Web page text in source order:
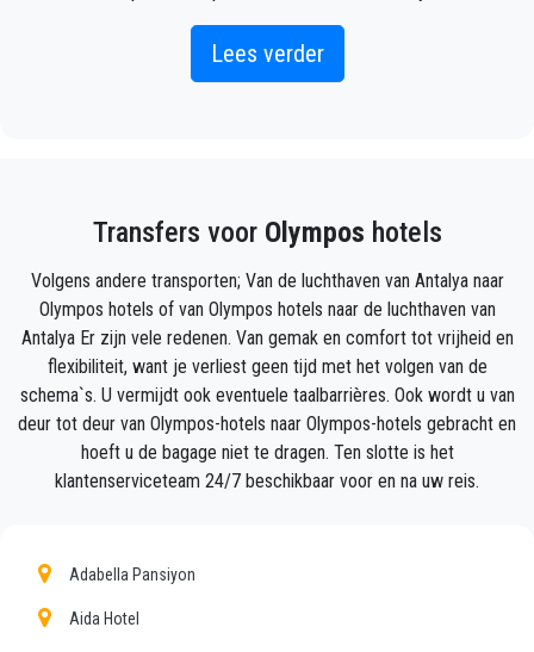
Olympos (wat zowel online als telefonisch kan) en u
zult een chauffeur ontmoeten buiten de aankomsthal
met uw naam op een bord geschreven wanneer uw
team zal uw vlucht volgen en zal er zijn wanneer u
en een helpende hand klaar om u te helpen met uw
bagage en brengt u naar uw bestemming in Olympos.
Uw ervaring met onze transferservice zal uitstekend
zijn, aangezien ons team trotse professionals zijn
die ervoor zullen zorgen dat u op tijd wordt
opgehaald, met klasse wordt overgebracht en op een
Wij bieden onze klanten een professionele en privé
taxiservice, met een betaalbaar tarief, professionele
Lees verder
Transfers voor Olympos hotels
Volgens andere transporten; Van de luchthaven van Antalya naar
Olympos hotels of van Olympos hotels naar de luchthaven van
Antalya Er zijn vele redenen. Van gemak en comfort tot vrijheid en
flexibiliteit, want je verliest geen tijd met het volgen van de
schema`s. U vermijdt ook eventuele taalbarrières. Ook wordt u van
deur tot deur van Olympos-hotels naar Olympos-hotels gebracht en
hoeft u de bagage niet te dragen. Ten slotte is het
klantenserviceteam 24/7 beschikbaar voor en na uw reis.
Adabella Pansiyon
Aida Hotel